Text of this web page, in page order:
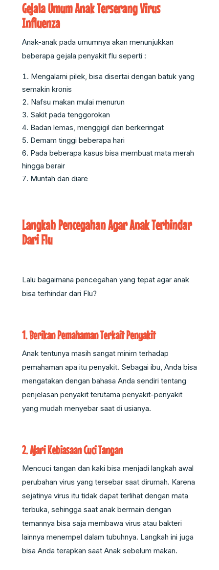
Gejala Umum Anak Terserang Virus
Influenza
Anak-anak pada umumnya akan menunjukkan
beberapa gejala penyakit flu seperti :
Mengalami pilek, bisa disertai dengan batuk yang
semakin kronis
Nafsu makan mulai menurun
Sakit pada tenggorokan
Badan lemas, menggigil dan berkeringat
Demam tinggi beberapa hari
Pada beberapa kasus bisa membuat mata merah
hingga berair
Muntah dan diare
Langkah Pencegahan Agar Anak Terhindar
Dari Flu
Lalu bagaimana pencegahan yang tepat agar anak
bisa terhindar dari Flu?
1. Berikan Pemahaman Terkait Penyakit
Anak tentunya masih sangat minim terhadap
pemahaman apa itu penyakit. Sebagai ibu, Anda bisa
mengatakan dengan bahasa Anda sendiri tentang
penjelasan penyakit terutama penyakit-penyakit
yang mudah menyebar saat di usianya.
2. Ajari Kebiasaan Cuci Tangan
Mencuci tangan dan kaki bisa menjadi langkah awal
perubahan virus yang tersebar saat dirumah. Karena
sejatinya virus itu tidak dapat terlihat dengan mata
terbuka, sehingga saat anak bermain dengan
temannya bisa saja membawa virus atau bakteri
lainnya menempel dalam tubuhnya. Langkah ini juga
bisa Anda terapkan saat Anak sebelum makan.